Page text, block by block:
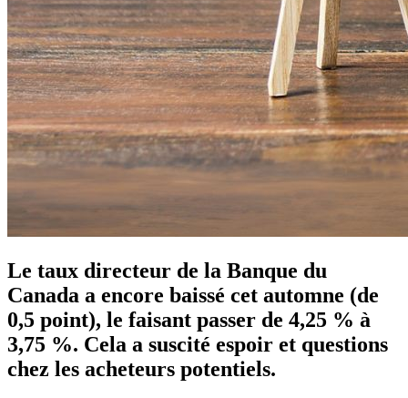
Le taux directeur de la Banque du
Canada a encore baissé cet automne (de
0,5 point), le faisant passer de 4,25 % à
3,75 %. Cela a suscité espoir et questions
chez les acheteurs potentiels.